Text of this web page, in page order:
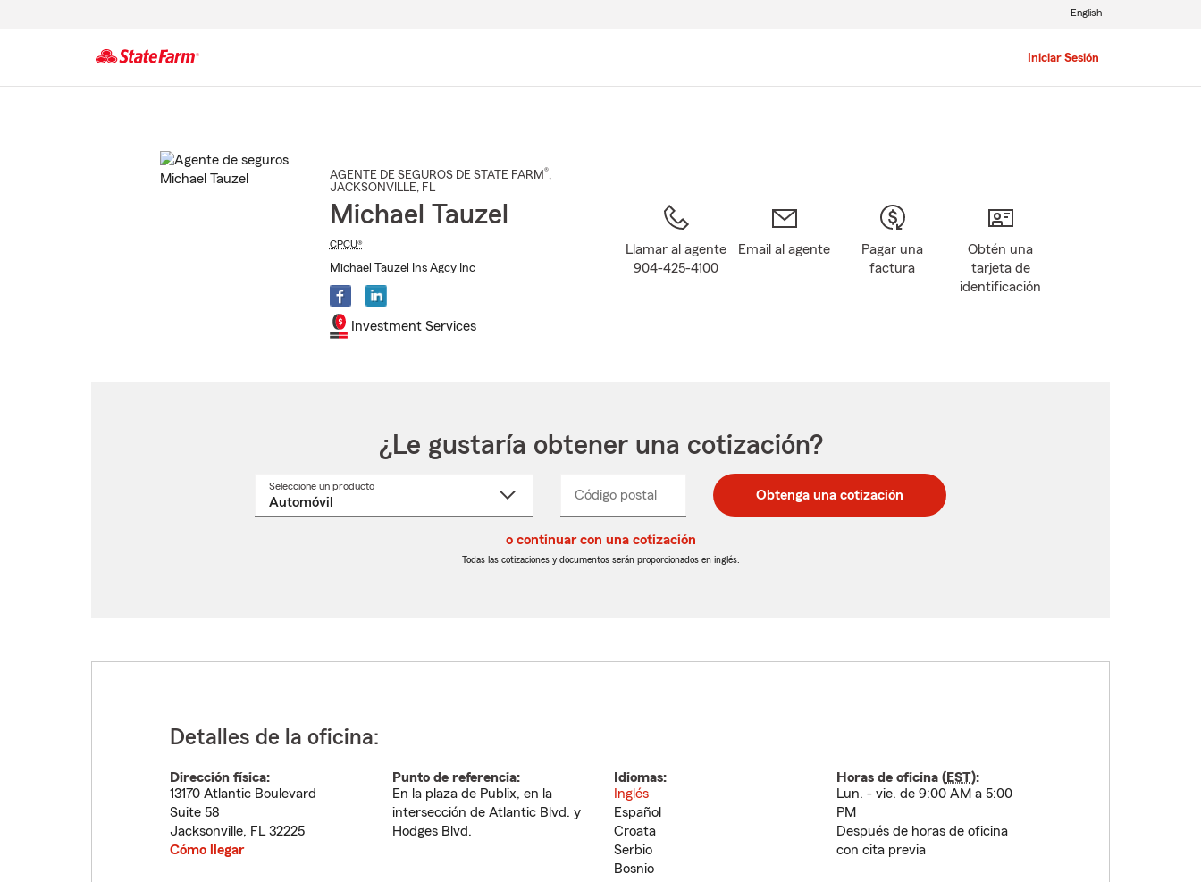
Iniciar Sesión
English
AGENTE DE SEGUROS DE STATE FARM®,
JACKSONVILLE, FL
Michael Tauzel
CPCU®
Michael Tauzel Ins Agcy Inc
Investment Services
Llamar al agente
904-425-4100
Email al agente
Pagar una
factura
Obtén una
tarjeta de
identificación
¿Le gustaría obtener una cotización?
Seleccione un productoSeleccione
Código postal
postal
de
postal
de
_____ Obtenga una cotización
o continuar con una cotización
Todas las cotizaciones y documentos serán proporcionados en inglés.
Detalles de la oficina:
Dirección física:
13170 Atlantic Boulevard
Suite 58
Jacksonville, FL 32225
Cómo llegar
Punto de referencia:
En la plaza de Publix, en la
intersección de Atlantic Blvd. y
Hodges Blvd.
Idiomas:
Inglés
Español
Croata
Serbio
Bosnio
Horas de oficina (EST):
Lun. - vie. de 9:00 AM a 5:00
PM
Después de horas de oficina
con cita previa